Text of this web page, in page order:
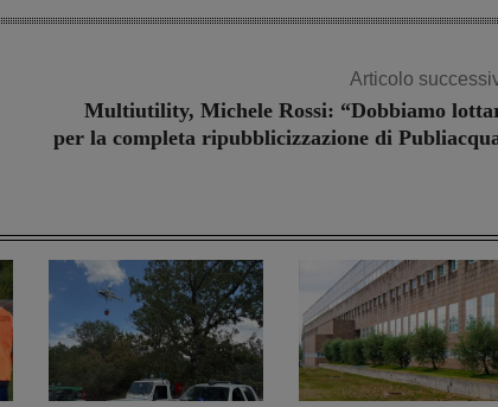
Articolo
Multiutility, Michele Rossi: “Dobbiamo
per la completa ripubblicizzazione di